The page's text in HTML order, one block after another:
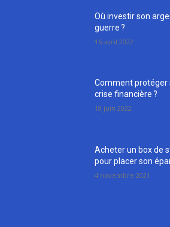
Où investir son
guerre ?
16 avril 2022
Comment protéger
crise financière ?
18 juin 2022
Acheter un box de
pour placer son
4 novembre 2021